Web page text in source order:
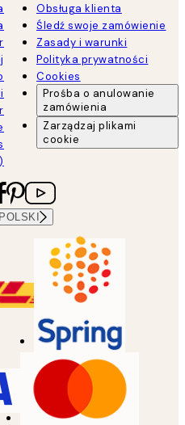
Obsługa klienta
Śledź swoje zamówienie
Zasady i warunki
Polityka prywatności
Cookies
Prośba o anulowanie
zamówienia
Zarządzaj plikami
cookie
POLSKI